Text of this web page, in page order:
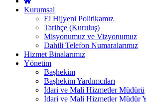
Kurumsal
El Hijyeni Politikamız
Tarihçe (Kuruluş)
Misyonumuz ve Vizyonumuz
Dahili Telefon Numaralarımız
Hizmet Binalarımız
Yönetim
Başhekim
Başhekim Yardımcıları
İdari ve Mali Hizmetler Müdürü
İdari ve Mali Hizmetler Müdür